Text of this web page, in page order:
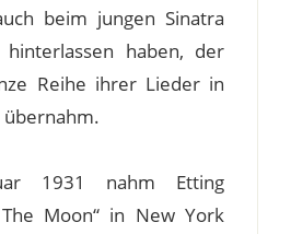
beim jungen Sinatra
haben, der
Reihe ihrer Lieder in
1931 nahm Etting
Moon“ in New York